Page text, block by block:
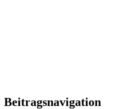
Beitragsnavigation